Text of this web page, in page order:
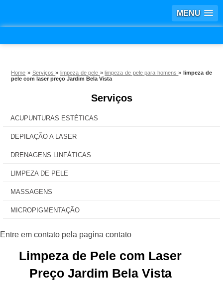
MENU
Home » Serviços» limpeza de pele »limpeza de pele para homens»limpeza de
pele com laser preço Jardim Bela Vista
Serviços
ACUPUNTURAS ESTÉTICAS
DEPILAÇÃO A LASER
DRENAGENS LINFÁTICAS
LIMPEZA DE PELE
MASSAGENS
MICROPIGMENTAÇÃO
Limpeza de Pele com Laser
Preço Jardim Bela Vista